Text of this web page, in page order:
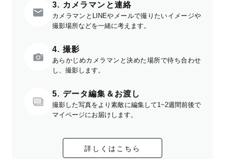
3. カメラマンと連絡
カメラマンとLINEやメールで撮りたいイメージや
撮影場所などを一緒に考えます。
4. 撮影
あらかじめカメラマンと決めた場所で待ち合わせ
し、撮影します。
5. データ編集＆お渡し
撮影した写真をより素敵に編集して1~2週間前後で
マイページにお届けします。
詳しくはこちら